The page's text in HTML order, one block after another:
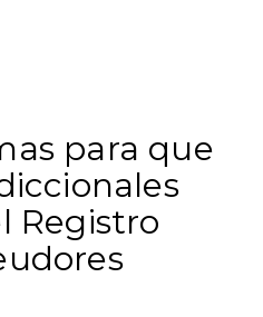
para que
Registro